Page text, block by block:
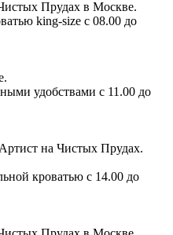
king-size c 08.00 до
удобствами с 11.00 до
кроватью c 14.00 до